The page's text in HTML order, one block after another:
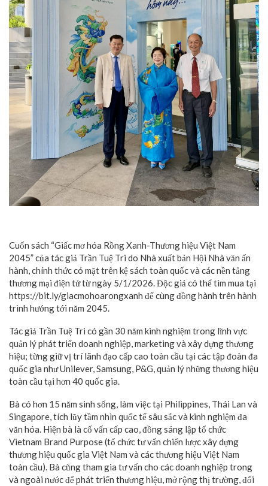
Cuốn sách “Giấc mơ hóa Rồng Xanh-Thương hiệu Việt Nam
2045” của tác giả Trần Tuệ Tri do Nhà xuất bản Hội Nhà văn ấn
hành, chính thức có mặt trên kệ sách toàn quốc và các nền tảng
thương mại điện tử từ ngày 5/1/2026. Độc giả có thể tìm mua tại
https://bit.ly/giacmohoarongxanh để cùng đồng hành trên hành
trình hướng tới năm 2045.
Tác giả Trần Tuệ Tri có gần 30 năm kinh nghiệm trong lĩnh vực
quản lý phát triển doanh nghiệp, marketing và xây dựng thương
hiệu; từng giữ vị trí lãnh đạo cấp cao toàn cầu tại các tập đoàn đa
quốc gia như Unilever, Samsung, P&G, quản lý những thương hiệu
toàn cầu tại hơn 40 quốc gia.
Bà có hơn 15 năm sinh sống, làm việc tại Philippines, Thái Lan và
Singapore, tích lũy tầm nhìn quốc tế sâu sắc và kinh nghiệm đa
văn hóa. Hiện bà là cố vấn cấp cao, đồng sáng lập tổ chức
Vietnam Brand Purpose (tổ chức tư vấn chiến lược xây dựng
thương hiệu quốc gia Việt Nam và các thương hiệu Việt Nam
toàn cầu). Bà cũng tham gia tư vấn cho các doanh nghiệp trong
và ngoài nước để phát triển thương hiệu, mở rộng thị trường, đổi